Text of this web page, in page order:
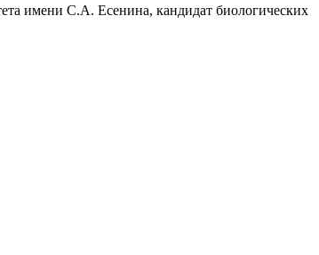
имени С.А. Есенина, кандидат биологических